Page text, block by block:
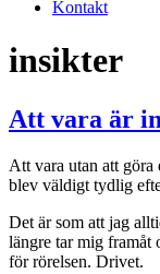
Kontakt
insikter
Att vara är
Att vara utan att göra
blev väldigt tydlig
Det är som att jag
längre tar mig framåt
för rörelsen. Drivet.